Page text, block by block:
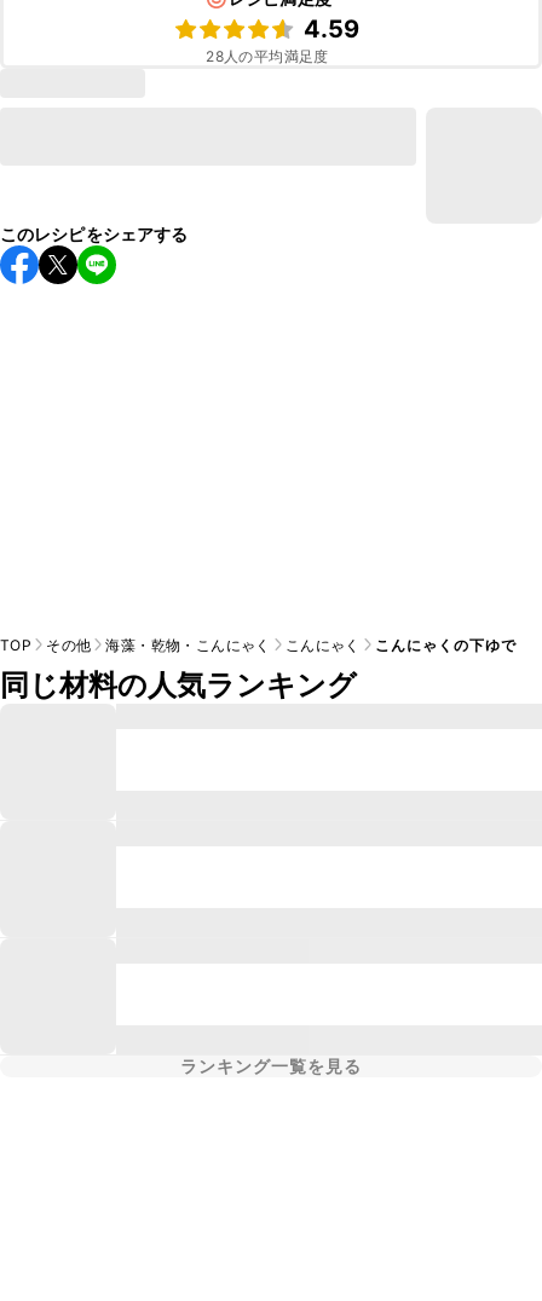
4.59
28人の平均満足度
このレシピをシェアする
TOP その他 海藻・乾物・こんにゃく こんにゃく こんにゃくの下ゆで
同じ材料の人気ランキング
ランキング一覧を見る